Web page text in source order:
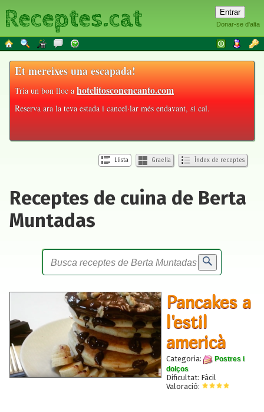
Donar-se d'alta
Receptes.cat
Et mereixes una escapada!
Tria un bon lloc ahotelitosconencanto.com
Reserva ara la teva estada i cancel·lar més endavant, si cal.
Llista Graella Índex de receptes
Receptes de cuina de Berta
Muntadas
Pancakes a
l'estil
americà
Categoria:
Postres i
dolços
Dificultat: Fàcil
Valoració: